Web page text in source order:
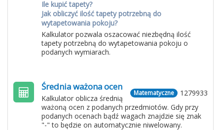
Ile kupić tapety?
Jak obliczyć ilość tapety potrzebną do
wytapetowania pokoju?
Kalkulator pozwala oszacować niezbędną ilość
tapety potrzebną do wytapetowania pokoju o
podanych wymiarach.
1279933
Matematyczne
Średnia ważona ocen
Kalkulator oblicza średnią
ważoną ocen z podanych przedmiotów. Gdy przy
podanych ocenach bądź wagach znajdzie się znak
"-" to będzie on automatycznie niwelowany.